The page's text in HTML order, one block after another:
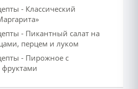
- Классический
- Пикантный салат на
перцем и луком
- Пирожное с